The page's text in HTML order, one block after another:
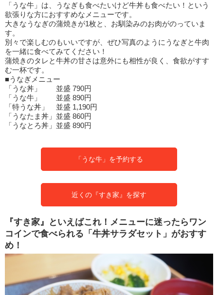
「うな牛」は、うなぎも食べたいけど牛丼も食べたい！という
欲張りな方におすすめなメニューです。
大きなうなぎの蒲焼きが1枚と、お馴染みのお肉がのっていま
す。
別々で楽しむのもいいですが、ぜひ写真のようにうなぎと牛肉
を一緒に食べてみてください！
蒲焼きのタレと牛丼の甘さは意外にも相性が良く、食欲がすす
む一杯です。
■うなぎメニュー
「うな丼」 並盛 790円
「うな牛」 並盛 890円
「特うな丼」 並盛 1,190円
「うなたま丼」並盛 860円
「うなとろ丼」並盛 890円
「うな牛」を予約する
近くの『すき家』を探す
『すき家』といえばこれ！メニューに迷ったらワン
コインで食べられる「牛丼サラダセット」がおすす
め！